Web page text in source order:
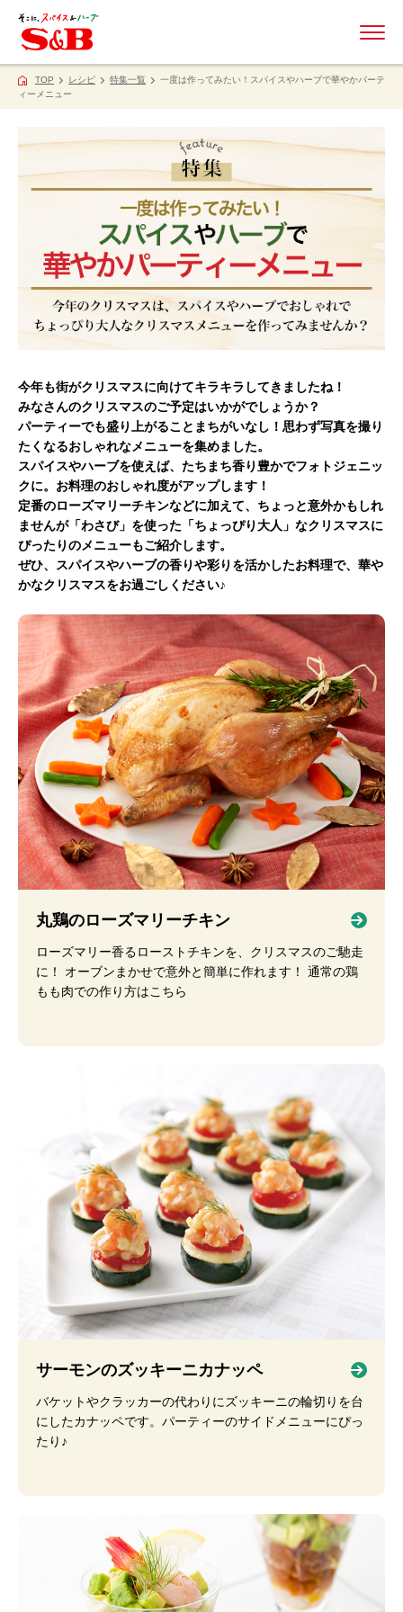
TOP レシピ 特集一覧
一度は作ってみたい！スパイスやハーブで華やかパーテ
ィーメニュー
今年も街がクリスマスに向けてキラキラしてきましたね！
みなさんのクリスマスのご予定はいかがでしょうか？
パーティーでも盛り上がることまちがいなし！思わず写真を撮り
たくなるおしゃれなメニューを集めました。
スパイスやハーブを使えば、たちまち香り豊かでフォトジェニッ
クに。お料理のおしゃれ度がアップします！
定番のローズマリーチキンなどに加えて、ちょっと意外かもしれ
ませんが「わさび」を使った「ちょっぴり大人」なクリスマスに
ぴったりのメニューもご紹介します。
ぜひ、スパイスやハーブの香りや彩りを活かしたお料理で、華や
かなクリスマスをお過ごしください♪
丸鶏のローズマリーチキン
ローズマリー香るローストチキンを、クリスマスのご馳走
に！ オーブンまかせで意外と簡単に作れます！ 通常の鶏
もも肉での作り方はこちら
サーモンのズッキーニカナッペ
バケットやクラッカーの代わりにズッキーニの輪切りを台
にしたカナッペです。パーティーのサイドメニューにぴっ
たり♪